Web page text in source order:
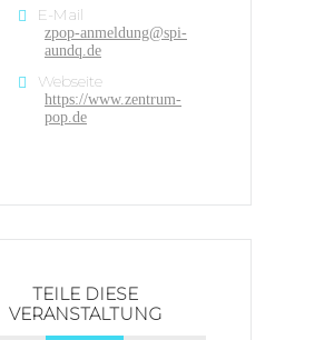
E-Mail
zpop-anmeldung@spi-
aundq.de
Webseite
https://www.zentrum-
pop.de
TEILE DIESE
VERANSTALTUNG